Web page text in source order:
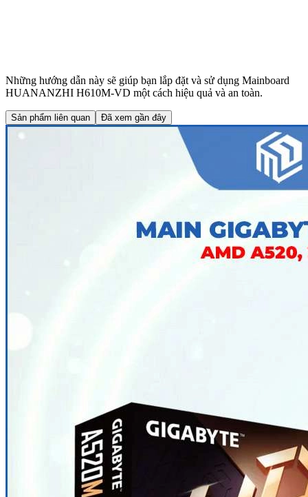
Những hướng dẫn này sẽ giúp bạn lắp đặt và sử dụng Mainboard
HUANANZHI H610M-VD một cách hiệu quả và an toàn.
Sản phẩm liên quan Đã xem gần đây